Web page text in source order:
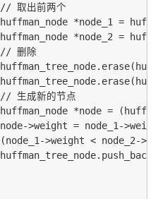
取出前两个
*node_1 =
*node_2 =
删除
生成新的节点
*node =
>weight = node_1-
>weight < node_2-